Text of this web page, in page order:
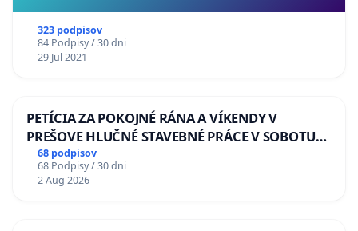
323 podpisov
84 Podpisy / 30 dni
29 Jul 2021
PETÍCIA ZA POKOJNÉ RÁNA A VÍKENDY V
PREŠOVE HLUČNÉ STAVEBNÉ PRÁCE V SOBOTU
LEN OD 9.00 DO 13.00 HOD., CEZ PRACOVNÝ
TÝŽDEŇ CIEĽ 8.00 – 18.00 HOD. A PRAVIDELNÁ
KONTROLA STAVBY C-AREA NA
68 podpisov
68 Podpisy / 30 dni
2 Aug 2026